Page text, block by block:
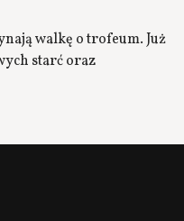
walkę o trofeum. Już
starć oraz